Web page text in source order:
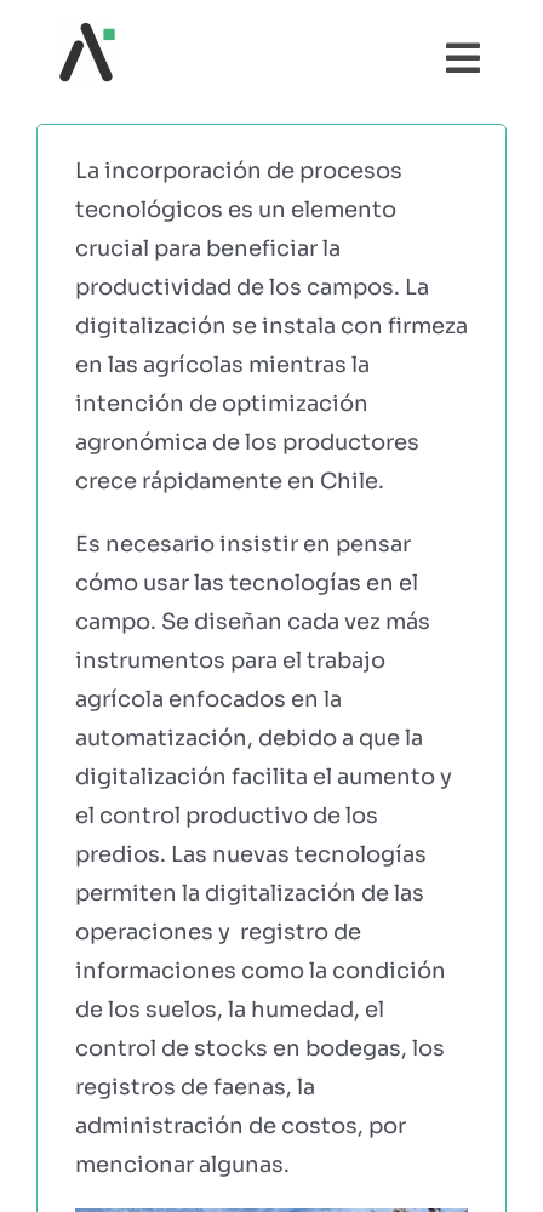
¿QUÉ ES AGRI?
MÓDULOS
TESTIMONIOS
PRECIOS
PARTNERS
COMUNIDAD AGRI
EBOOKS Y RECURSOS
PRUÉBALO GRATIS
La incorporación de procesos
tecnológicos es un elemento
crucial para beneficiar la
productividad de los campos. La
digitalización se instala con firmeza
en las agrícolas mientras la
intención de optimización
agronómica de los productores
crece rápidamente en Chile.
Es necesario insistir en pensar
cómo usar las tecnologías en el
campo. Se diseñan cada vez más
instrumentos para el trabajo
agrícola enfocados en la
automatización, debido a que la
digitalización facilita el aumento y
el control productivo de los
predios. Las nuevas tecnologías
permiten la digitalización de las
operaciones y registro de
informaciones como la condición
de los suelos, la humedad, el
control de stocks en bodegas, los
registros de faenas, la
administración de costos, por
mencionar algunas.